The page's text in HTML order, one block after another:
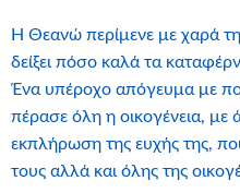
Η Θεανώ περίμενε με χαρά τη
δείξει πόσο καλά τα
Ένα υπέροχο απόγευμα με
πέρασε όλη η οικογένεια, με
εκπλήρωση της ευχής της,
τους αλλά και όλης της